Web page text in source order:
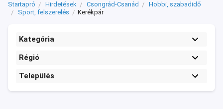
Startapró Hirdetések Csongrád-Csanád
Hobbi, szabadidő
Sport, felszerelés
Kerékpár
Kategória
Régió
Település